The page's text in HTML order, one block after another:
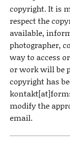
copyright. It is
respect the
available,
photographer,
way to access
or work will be
copyright has
modify the
email.